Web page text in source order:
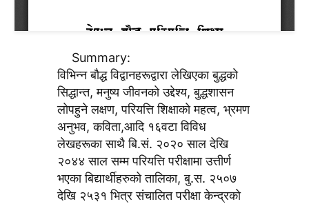
Summary:
विभिन्न बाैद्ध विद्वानहरूद्वारा लेखिएका बुद्धकाे
सिद्धान्त, मनुष्य जीवनकाे उद्देश्य, बुद्धशासन
लाेपहुने लक्षण, परियत्ति शिक्षाकाे महत्व, भ्रमण
अनुभव, कविता,आदि १६वटा विविध
लेखहरूका साथै बि.सं. २०२० साल देखि
२०४४ साल सम्म परियत्ति परीक्षामा उत्तीर्ण
भएका बिद्यार्थीहरुको तालिका, बु.स. २५०७
देखि २५३१ भित्र संचालित परीक्षा केन्द्रकाे